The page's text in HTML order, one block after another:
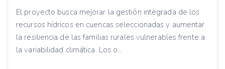
El proyecto busca mejorar la gestión integrada de los
recursos hídricos en cuencas seleccionadas y aumentar
la resiliencia de las familias rurales vulnerables frente a
la variabilidad climática. Los o...